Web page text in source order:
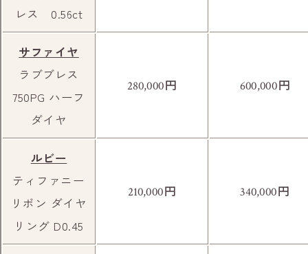
マリ・クレール通りを直進してください。
こちらのビルの1階が当店です。
レス 0.56ct
サファイヤ
ラブブレス
750PG ハーフ
ダイヤ
280,000円 600,000円
ルビー
ティファニー
リボン ダイヤ
リング D0.45
210,000円 340,000円